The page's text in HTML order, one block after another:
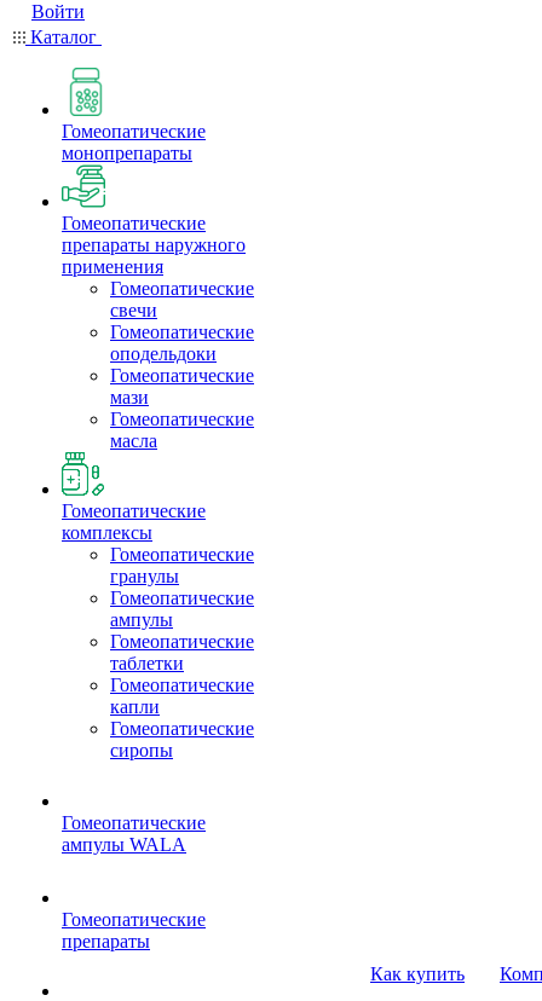
Войти
Каталог
Гомеопатические
монопрепараты
Гомеопатические
препараты наружного
применения
Гомеопатические
свечи
Гомеопатические
оподельдоки
Гомеопатические
мази
Гомеопатические
масла
Гомеопатические
комплексы
Гомеопатические
гранулы
Гомеопатические
ампулы
Гомеопатические
таблетки
Гомеопатические
капли
Гомеопатические
сиропы
Гомеопатические
ампулы WALA
Гомеопатические
препараты
Как купить